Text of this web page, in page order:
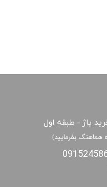
پاژ - طبقه اول
بفرمایید)